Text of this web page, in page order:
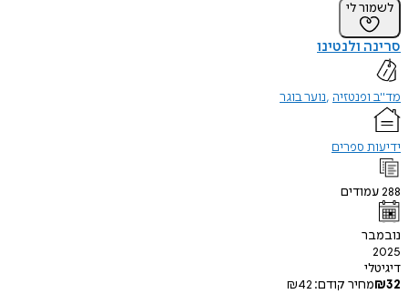
לי
ולנטינו
נוער בוגר
ספרים
קודם:
₪42